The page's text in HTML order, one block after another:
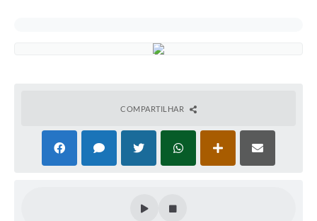
COMPARTILHAR